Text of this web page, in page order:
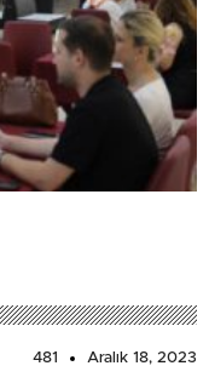
481 Aralık 18, 2023